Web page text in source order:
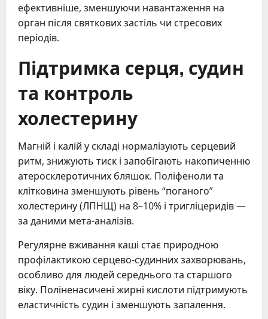
ефективніше, зменшуючи навантаження на
орган після святкових застіль чи стресових
періодів.
Підтримка серця, судин
та контроль
холестерину
Магній і калій у складі нормалізують серцевий
ритм, знижують тиск і запобігають накопиченню
атеросклеротичних бляшок. Поліфеноли та
клітковина зменшують рівень “поганого”
холестерину (ЛПНЩ) на 8–10% і тригліцеридів —
за даними мета-аналізів.
Регулярне вживання каші стає природною
профілактикою серцево-судинних захворювань,
особливо для людей середнього та старшого
віку. Поліненасичені жирні кислоти підтримують
еластичність судин і зменшують запалення.